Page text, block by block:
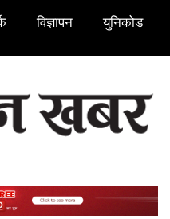
विज्ञापन युनिकोड